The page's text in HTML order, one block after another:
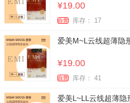
¥19.00
自营 库存： 17
爱美M~L云线超薄隐
¥19.00
自营 库存： 41
爱美L~LL云线超薄隐